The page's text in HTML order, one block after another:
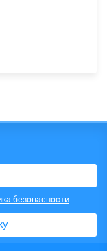
безопасности